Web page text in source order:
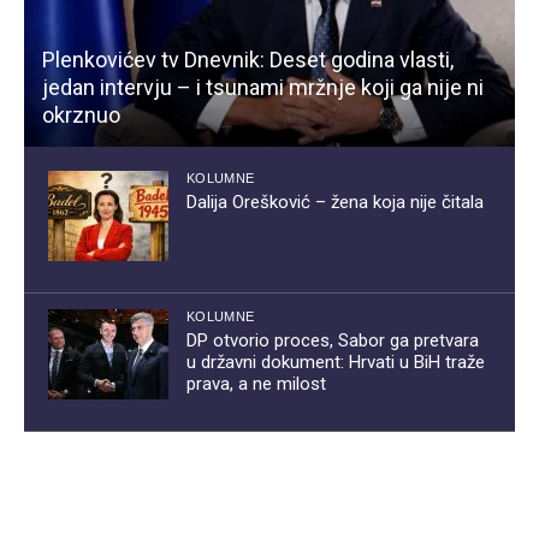
Plenkovićev tv Dnevnik: Deset godina vlasti,
jedan intervju – i tsunami mržnje koji ga nije ni
okrznuo
KOLUMNE
Dalija Orešković – žena koja nije čitala
KOLUMNE
DP otvorio proces, Sabor ga pretvara
u državni dokument: Hrvati u BiH traže
prava, a ne milost